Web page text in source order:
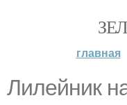
главная
Лилейник